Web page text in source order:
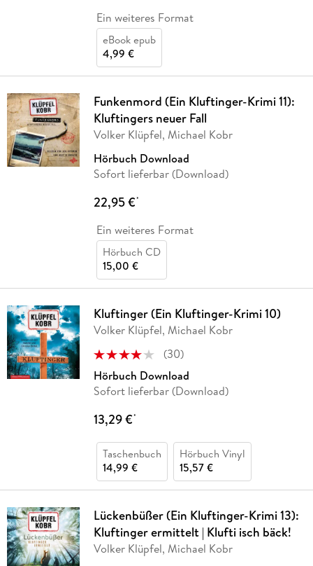
Ein weiteres Format
eBook epub
4,99 €
Funkenmord (Ein Kluftinger-Krimi 11):
Kluftingers neuer Fall
Volker Klüpfel, Michael Kobr
Hörbuch Download
Sofort lieferbar (Download)
22,95 €*
Ein weiteres Format
Hörbuch CD
15,00 €
Kluftinger (Ein Kluftinger-Krimi 10)
Volker Klüpfel, Michael Kobr
(30)
Hörbuch Download
Sofort lieferbar (Download)
13,29 €*
Taschenbuch
14,99 €
Hörbuch Vinyl
15,57 €
Lückenbüßer (Ein Kluftinger-Krimi 13):
Kluftinger ermittelt | Klufti isch bäck!
Volker Klüpfel, Michael Kobr